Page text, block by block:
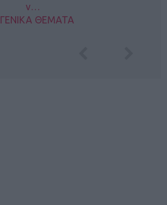
ν…
ΓΕΝΙΚΑ ΘΕΜΑΤΑ